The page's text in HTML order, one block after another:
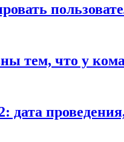
что у
дата